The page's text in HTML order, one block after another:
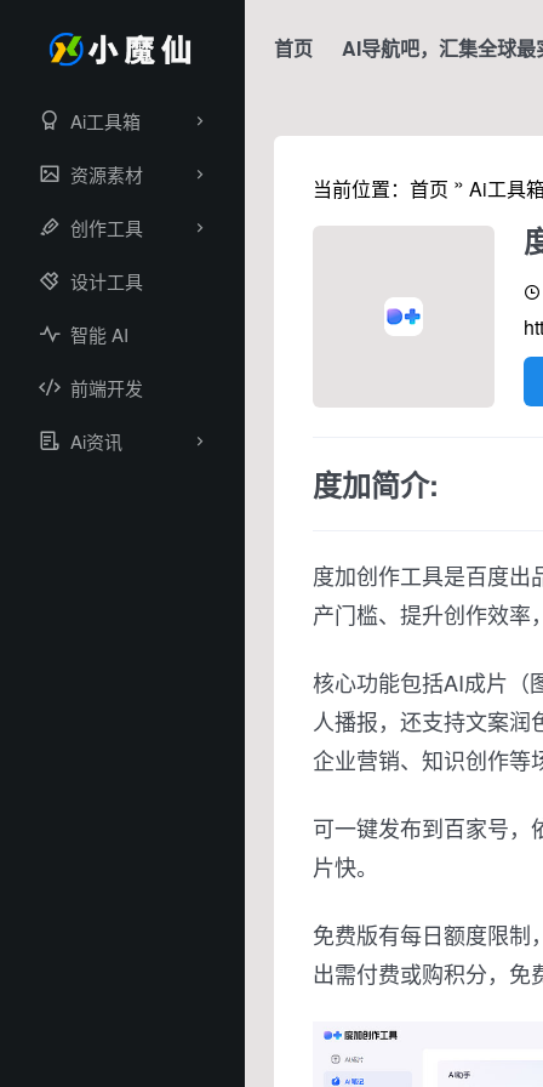
Ai工具箱
资源素材
创作工具
设计工具
智能 AI
前端开发
Ai资讯
首页 AI导航吧，汇集全球
当前位置： 首页 » Ai工具
度加简介:
度加创作工具是百度出
产门槛、提升创作效率
核心功能包括AI成片（
人播报，还支持文案
企业营销、知识创作等
可一键发布到百家号，
片快。
免费版有每日额度限制
出需付费或购积分，免